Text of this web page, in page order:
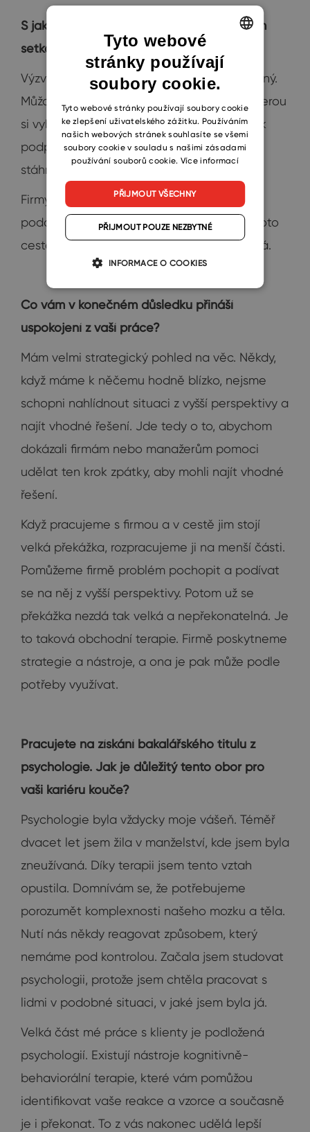
S jakými výzvami se při pomoci manažerům
setkáváte?
Výzvy se často liší, protože každý klient je jiný.
Můžou se týkat jejich týmu nebo kultury, kterou
si vybudovali. Může se jednat o nedostatek
podporu, kterou potřebují, aby se mohli
stáhnout a pracovat na svém podnikání.
Firmy nebo samotní manažeři někdy čelí
podobným výzvám, ale liší se jejich cíle. Proto
cesta, kterou se musí vydat, je pokaždé jiná.
Co vám v konečném důsledku přináší
uspokojení z vaší práce?
Mám velmi strategický pohled na věc. Někdy,
když máme k něčemu hodně blízko, nejsme
schopni nahlídnout situaci z vyšší perspektivy a
najít vhodné řešení. Jde tedy o to, abychom
dokázali firmám nebo manažerům pomoci
udělat ten krok zpátky, aby mohli najít vhodné
řešení.
Když pracujeme s firmou a v cestě jim stojí
velká překážka, rozpracujeme ji na menší části.
Pomůžeme firmě problém pochopit a podívat
se na něj z vyšší perspektivy. Potom už se
překážka nezdá tak velká a nepřekonatelná. Je
to taková obchodní terapie. Firmě poskytneme
strategie a nástroje, a ona je pak může podle
potřeby využívat.
Pracujete na získání bakalářského titulu z
psychologie. Jak je důležitý tento obor pro
vaši kariéru kouče?
Psychologie byla vždycky moje vášeň. Téměř
dvacet let jsem žila v manželství, kde jsem byla
zneužívaná. Díky terapii jsem tento vztah
opustila. Domnívám se, že potřebujeme
porozumět komplexnosti našeho mozku a těla.
Nutí nás někdy reagovat způsobem, který
nemáme pod kontrolou. Začala jsem studovat
psychologii, protože jsem chtěla pracovat s
lidmi v podobné situaci, v jaké jsem byla já.
Velká část mé práce s klienty je podložená
psychologií. Existují nástroje kognitivně-
behaviorální terapie, které vám pomůžou
identifikovat vaše reakce a vzorce a současně
je i překonat. To z vás nakonec udělá lepší
ENGLISH
CZECH
SLOVAK
Tyto webové
stránky používají
soubory cookie.
Tyto webové stránky používají soubory cookie
ke zlepšení uživatelského zážitku. Používáním
našich webových stránek souhlasíte se všemi
soubory cookie v souladu s našimi zásadami
používání souborů cookie. Více informací
PŘIJMOUT VŠECHNY
PŘIJMOUT POUZE NEZBYTNÉ
INFORMACE O COOKIES